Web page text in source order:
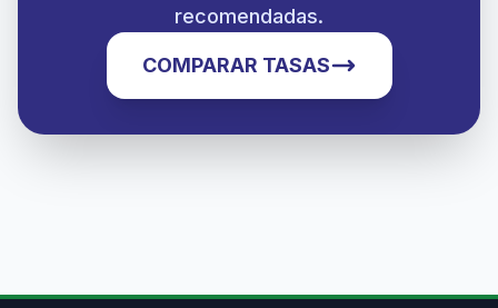
recomendadas.
COMPARAR TASAS